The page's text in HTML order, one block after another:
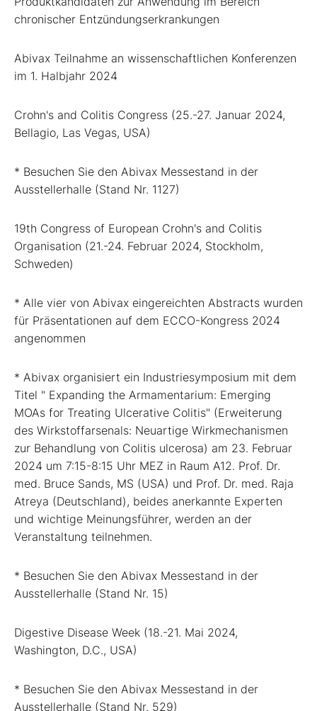
chronischer Entzündungserkrankungen
Abivax Teilnahme an wissenschaftlichen Konferenzen
im 1. Halbjahr 2024
Crohn's and Colitis Congress (25.-27. Januar 2024,
Bellagio, Las Vegas, USA)
* Besuchen Sie den Abivax Messestand in der
Ausstellerhalle (Stand Nr. 1127)
19th Congress of European Crohn's and Colitis
Organisation (21.-24. Februar 2024, Stockholm,
Schweden)
* Alle vier von Abivax eingereichten Abstracts wurden
für Präsentationen auf dem ECCO-Kongress 2024
angenommen
* Abivax organisiert ein Industriesymposium mit dem
Titel " Expanding the Armamentarium: Emerging
MOAs for Treating Ulcerative Colitis" (Erweiterung
des Wirkstoffarsenals: Neuartige Wirkmechanismen
zur Behandlung von Colitis ulcerosa) am 23. Februar
2024 um 7:15-8:15 Uhr MEZ in Raum A12. Prof. Dr.
med. Bruce Sands, MS (USA) und Prof. Dr. med. Raja
Atreya (Deutschland), beides anerkannte Experten
und wichtige Meinungsführer, werden an der
Veranstaltung teilnehmen.
* Besuchen Sie den Abivax Messestand in der
Ausstellerhalle (Stand Nr. 15)
Digestive Disease Week (18.-21. Mai 2024,
Washington, D.C., USA)
* Besuchen Sie den Abivax Messestand in der
Ausstellerhalle (Stand Nr. 529)